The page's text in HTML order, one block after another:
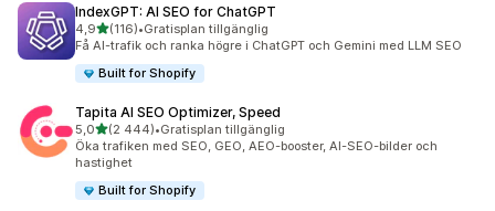
IndexGPT: AI SEO for ChatGPT
4,9av 5 stjärnor
(116)
116 recensioner totalt
•Gratisplan tillgänglig
Få AI-trafik och ranka högre i ChatGPT och Gemini med LLM SEO
Built for Shopify
Tapita AI SEO Optimizer, Speed
5,0av 5 stjärnor
(2 444)
2444 recensioner totalt
•Gratisplan tillgänglig
Öka trafiken med SEO, GEO, AEO-booster, AI-SEO-bilder och
hastighet
Built for Shopify